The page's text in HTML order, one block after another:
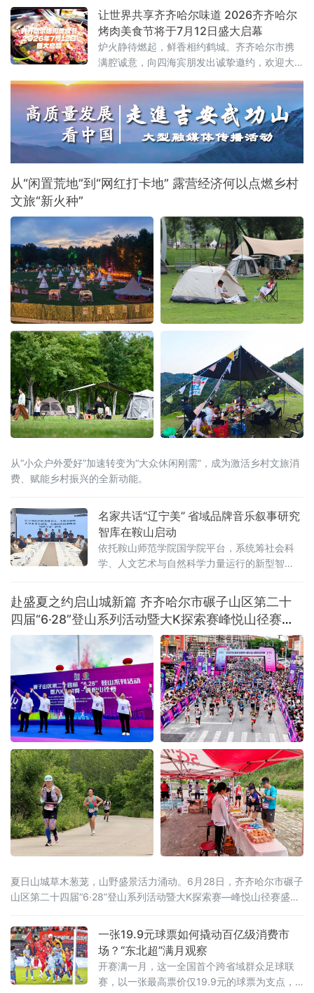
让世界共享齐齐哈尔味道 2026齐齐哈尔
烤肉美食节将于7月12日盛大启幕
炉火静待燃起，鲜香相约鹤城。齐齐哈尔市携
满腔诚意，向四海宾朋发出诚挚邀约，欢迎大
地道齐市烤肉，感受这座城市独有的市井韵味
与待客温情。
从“闲置荒地”到“网红打卡地” 露营经济何以点燃乡村
文旅“新火种”
从“小众户外爱好”加速转变为“大众休闲刚需”，成为激活乡村文旅消
费、赋能乡村振兴的全新动能。
名家共话“辽宁美” 省域品牌音乐叙事研究
智库在鞍山启动
依托鞍山师范学院国学院平台，系统筹社会科
学、人文艺术与自然科学力量运行的新型智
围绕新大众文艺、古典音乐、传统文化、地域
文化及诵读传播五大方向深耕细作，着力补齐
国内音乐叙事系统化研究短板，形成有组织科
研模式。
赴盛夏之约启山城新篇 齐齐哈尔市碾子山区第二十
四届“6·28”登山系列活动暨大K探索赛峰悦山径赛激
情开赛
夏日山城草木葱茏，山野盛景活力涌动。6月28日，齐齐哈尔市碾子
山区第二十四届“6·28”登山系列活动暨大K探索赛—峰悦山径赛盛大
文广旅游局、市体育局、市融媒体中心鼎力支持，区文广旅游局、
齐齐哈尔圣金旅游发展有限公司承办，辽宁维思天品体育发展有限
公司专业运营。二十四年
一张19.9元球票如何撬动百亿级消费市
场？“东北超”满月观察
开赛满一月，这一全国首个跨省域群众足球联
赛，以一张最高票价仅19.9元的球票为支点，